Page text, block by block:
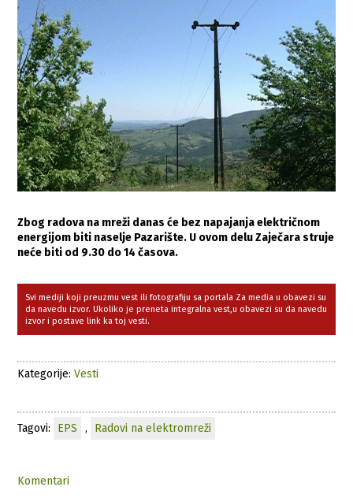
Zbog radova na mreži danas će bez napajanja električnom
energijom biti naselje Pazarište. U ovom delu Zaječara struje
neće biti od 9.30 do 14 časova.
Svi mediji koji preuzmu vest ili fotografiju sa portala Za media u obavezi su
da navedu izvor. Ukoliko je preneta integralna vest,u obavezi su da navedu
izvor i postave link ka toj vesti.
Kategorije:Vesti
Tagovi: EPS , Radovi na elektromreži
Komentari